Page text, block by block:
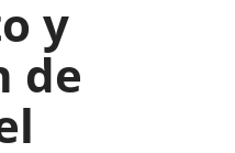
y
de